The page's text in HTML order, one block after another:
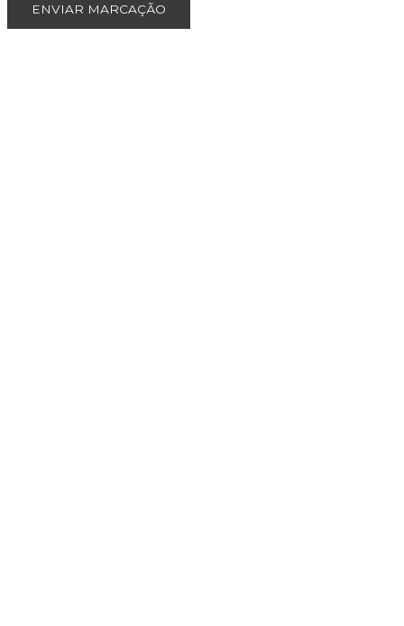
ENVIAR MARCAÇÃO